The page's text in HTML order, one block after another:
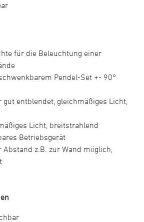
für die Beleuchtung einer
Pendel-Set +- 90°
entblendet, gleichmäßiges Licht,
Licht, breitstrahlend
Betriebsgerät
z.B. zur Wand möglich,